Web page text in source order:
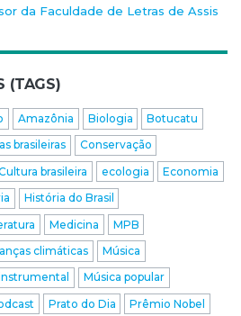
da Faculdade de Letras de Assis
(TAGS)
Amazônia Biologia
Botucatu
brasileiras
Conservação
brasileira ecologia
Economia
História do Brasil
Medicina
MPB
climáticas
Música
Música popular
Prato do Dia
Prêmio Nobel